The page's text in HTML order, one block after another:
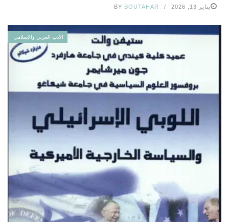
يناير 13, 2026 BY BOUTAHAR
الأدب العربي والإسلامي